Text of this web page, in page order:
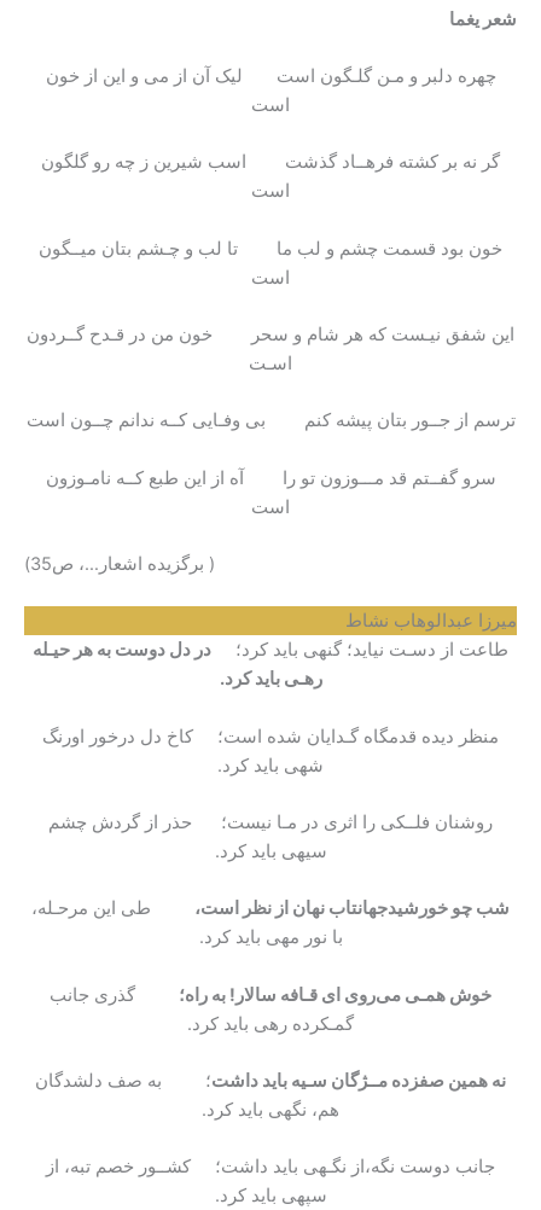
شعر یغما
چهره دلبر و مـن گلـگون است لیک آن از می و این از خون
است
گر نه بر کشته فرهــاد گذشت اسب شیرین ز چه رو گلگون
است
خون بود قسمت چشم و لب ما تا لب و چـشم بتان میــگون
است
این شفق نیـست که هر شام و سحر خون من در قـدح گــردون
اسـت
ترسم از جــور بتان پیشه کنم بی وفـایی کــه ندانم چــون است
سرو گفــتم قد مـــوزون تو را آه از این طبع کــه نامـوزون
است
( برگزیده اشعار…، ص35)
میرزا عبدالوهاب نشاط
طاعت از دسـت نیاید؛ گنهی باید کرد؛ در دل دوست به هر حیـله
رهـی باید کرد.
منظر دیده قدمگاه گـدایان شده است؛ کاخ دل درخور اورنگ
شهی باید کرد.
روشنان فلــکی را اثری در مـا نیست؛ حذر از گردش چشم
سیهی باید کرد.
شب چو خورشیدجهانتاب نهان از نظر است، طی این مرحـله،
با نور مهی باید کرد.
خوش همـی می‌روی ای قـافه سالار! به راه؛ گذری جانب
گمـکرده رهی باید کرد.
نه همین صفزده مــژگان سـیه باید داشت؛ به صف دلشدگان
هم، نگهی باید کرد.
جانب دوست نگه،از نگـهی باید داشت؛ کشــور خصم تبه، از
سپهی باید کرد.